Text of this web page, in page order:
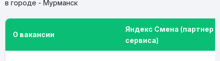
в городе - Мурманск
О вакансии
Яндекс Смена (партнер
сервиса)